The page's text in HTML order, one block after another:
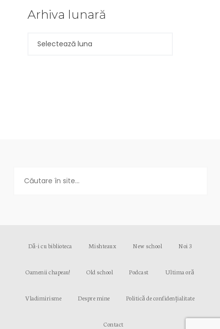
Arhiva lunară
Dă-i cu biblioteca Mishteaux New school Noi 3
Oamenii chapeau! Old school Podcast Ultima oră
Vladimirisme Despre mine Politică de confidențialitate
Contact